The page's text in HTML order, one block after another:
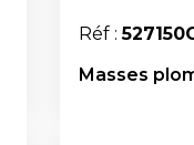
Réf :
Masses